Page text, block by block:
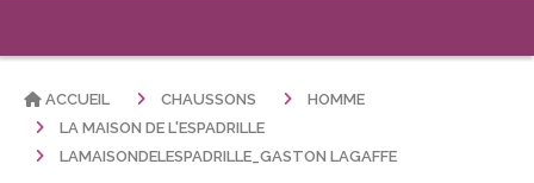
ACCUEIL CHAUSSONS
HOMME
LA MAISON DE L'ESPADRILLE
LAMAISONDELESPADRILLE_GASTON LAGAFFE